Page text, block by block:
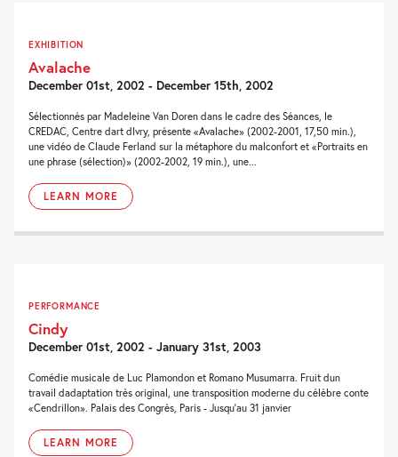
EXHIBITION
Avalache
December 01st, 2002 - December 15th, 2002
Sélectionnés par Madeleine Van Doren dans le cadre des Séances, le
CREDAC, Centre dart dIvry, présente «Avalache» (2002-2001, 17,50 min.),
une vidéo de Claude Ferland sur la métaphore du malconfort et «Portraits en
une phrase (sélection)» (2002-2002, 19 min.), une...
LEARN MORE
PERFORMANCE
Cindy
December 01st, 2002 - January 31st, 2003
Comédie musicale de Luc Plamondon et Romano Musumarra. Fruit dun
travail dadaptation très original, une transposition moderne du célèbre conte
«Cendrillon». Palais des Congrès, Paris - Jusqu'au 31 janvier
LEARN MORE